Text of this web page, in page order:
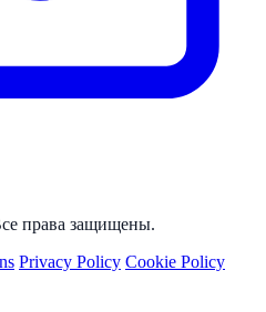
права защищены.
Privacy Policy Cookie Policy